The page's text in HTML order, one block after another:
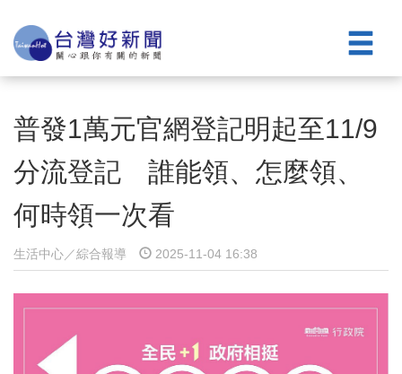
普發1萬元官網登記明起至11/9
分流登記 誰能領、怎麼領、
何時領一次看
生活中心／綜合報導 2025-11-04 16:38